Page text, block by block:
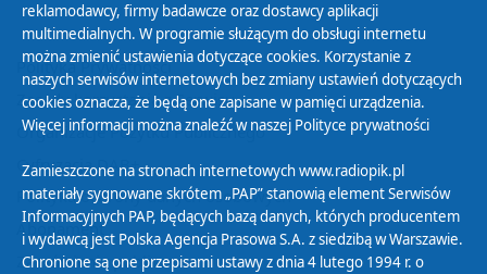
Polityka Prywatności
Zasady korzystania z Serwisu
Organizacje Pożytku Publicznego
Cyfryzacja DAB+
Polityka ochrony danych osobowych
Abonament
Zamówienia publiczne
reklamodawcy, firmy badawcze oraz dostawcy aplikacji
multimedialnych. W programie służącym do obsługi internetu
można zmienić ustawienia dotyczące cookies. Korzystanie z
naszych serwisów internetowych bez zmiany ustawień dotyczących
cookies oznacza, że będą one zapisane w pamięci urządzenia.
Więcej informacji można znaleźć w naszej Polityce prywatności
Zamieszczone na stronach internetowych www.radiopik.pl
materiały sygnowane skrótem „PAP” stanowią element Serwisów
Informacyjnych PAP, będących bazą danych, których producentem
i wydawcą jest Polska Agencja Prasowa S.A. z siedzibą w Warszawie.
Chronione są one przepisami ustawy z dnia 4 lutego 1994 r. o